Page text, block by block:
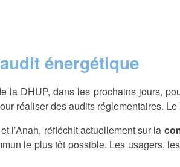
énergétique
la DHUP, dans les prochains jours,
réaliser des audits réglementaires.
l’Anah, réfléchit actuellement sur la
le plus tôt possible. Les usagers,